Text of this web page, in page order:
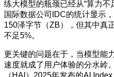
练大模型的瓶颈已经从“算力不
国际数据公司IDC的统计显示
150泽字节（ZB），但其中真
不足5%。
更关键的问题在于，当模型能
速度就成了用户体验的分水岭
（HAI）2025年发布的AI